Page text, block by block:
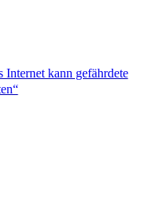
Internet kann gefährdete